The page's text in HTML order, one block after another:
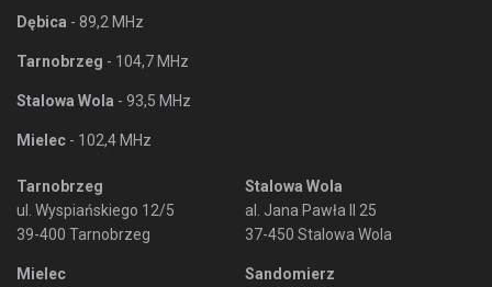
Dębica - 89,2 MHz
Tarnobrzeg - 104,7 MHz
Stalowa Wola - 93,5 MHz
Mielec - 102,4 MHz
Tarnobrzeg
ul. Wyspiańskiego 12/5
39-400 Tarnobrzeg
Mielec
Stalowa Wola
al. Jana Pawła II 25
37-450 Stalowa Wola
Sandomierz